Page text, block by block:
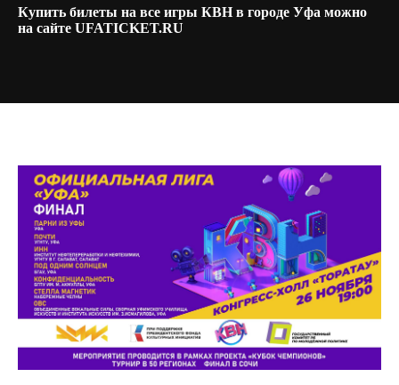
Купить билеты на все игры КВН в городе Уфа можно
на сайте UFATICKET.RU